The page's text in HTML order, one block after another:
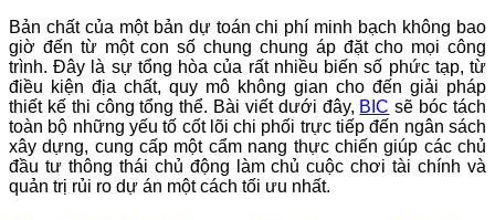
Bản chất của một bản dự toán chi phí minh bạch không bao
giờ đến từ một con số chung chung áp đặt cho mọi công
trình. Đây là sự tổng hòa của rất nhiều biến số phức tạp, từ
điều kiện địa chất, quy mô không gian cho đến giải pháp
thiết kế thi công tổng thể. Bài viết dưới đây, BIC sẽ bóc tách
toàn bộ những yếu tố cốt lõi chi phối trực tiếp đến ngân sách
xây dựng, cung cấp một cẩm nang thực chiến giúp các chủ
đầu tư thông thái chủ động làm chủ cuộc chơi tài chính và
quản trị rủi ro dự án một cách tối ưu nhất.